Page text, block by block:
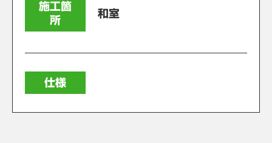
施工箇
所
和室
仕様